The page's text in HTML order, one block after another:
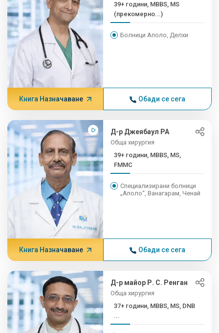
39+ години, MBBS, MS
(прекомерно...)
Болници Аполо, Делхи
Книга Назначаване Обади се сега
Д-р Джеябаул РА
Обща хирургия
39+ години, MBBS, MS,
FMMC
Специализирани болници
„Аполо“, Ванагарам, Ченай
Книга Назначаване Обади се сега
Д-р майор Р. С. Ренган
Обща хирургия
37+ години, MBBS, MS, DNB
...